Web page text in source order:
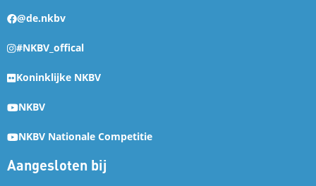
@de.nkbv
#NKBV_offical
Koninklijke NKBV
NKBV
NKBV Nationale Competitie
Aangesloten bij